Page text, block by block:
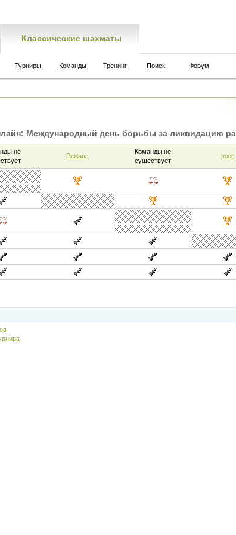
Классические шахматы
Турниры Команды Тренинг Поиск Форум
Международный день борьбы за ликвидацию
не
Режанс
Команды не
существует
toxic